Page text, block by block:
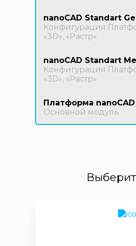
nanoCAD Standart
Конфигурация
«3D», «Растр»
nanoCAD Standart
Конфигурация
«3D», «Растр»
Платформа nanoCAD
Основной модуль